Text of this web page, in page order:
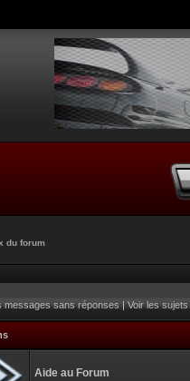
du forum
messages sans réponses|Voir les
Aide au Forum